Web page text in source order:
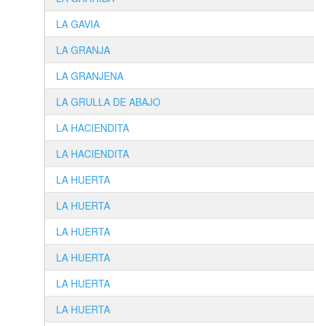
LA GAVIA
LA GRANJA
LA GRANJENA
LA GRULLA DE ABAJO
LA HACIENDITA
LA HACIENDITA
LA HUERTA
LA HUERTA
LA HUERTA
LA HUERTA
LA HUERTA
LA HUERTA